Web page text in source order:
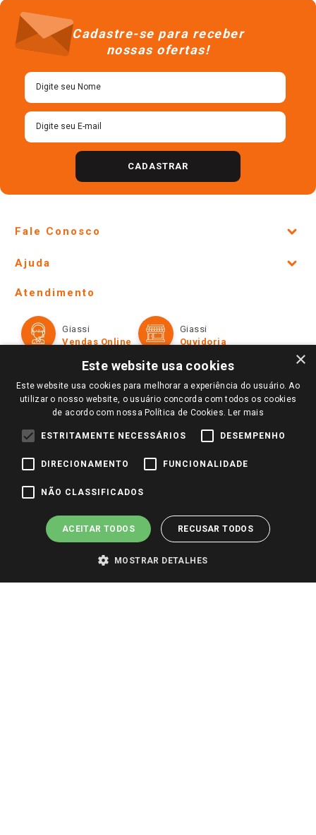
Cadastre-se para receber
nossas ofertas!
CADASTRAR
Fale Conosco
Lojas Físicas e Horários
Ofertas
Televendas
Perguntas frequentes
Trabalhe Conosco
Identidade Visual
Ajuda
Formas de Pagamento
Políticas de entrega
Trocas e Devoluções
Atendimento
Giassi
Vendas Online
Giassi
Ouvidoria
Redes Sociais
Pagamento e Segurança
×
Este website usa cookies
Este website usa cookies para melhorar a experiência do usuário. Ao
utilizar o nosso website, o usuário concorda com todos os cookies
de acordo com nossa Política de Cookies. Ler mais
ESTRITAMENTE NECESSÁRIOS DESEMPENHO
DIRECIONAMENTO FUNCIONALIDADE
NÃO CLASSIFICADOS
ACEITAR TODOS RECUSAR TODOS
MOSTRAR DETALHES